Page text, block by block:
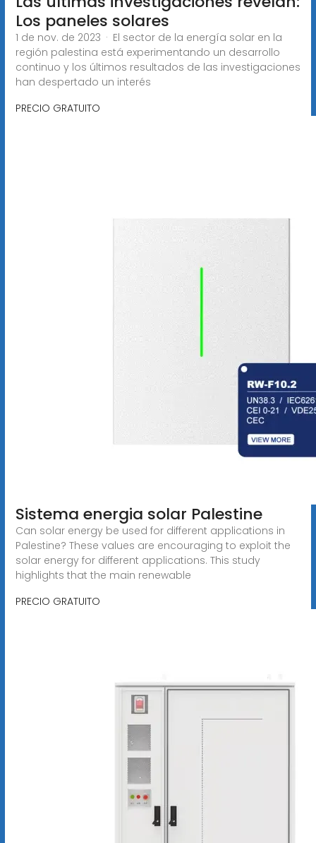
Los paneles solares
1 de nov. de 2023 · El sector de la energía solar en la
región palestina está experimentando un desarrollo
continuo y los últimos resultados de las investigaciones
han despertado un interés
PRECIO GRATUITO
Sistema energia solar Palestine
Can solar energy be used for different applications in
Palestine? These values are encouraging to exploit the
solar energy for different applications. This study
highlights that the main renewable
PRECIO GRATUITO